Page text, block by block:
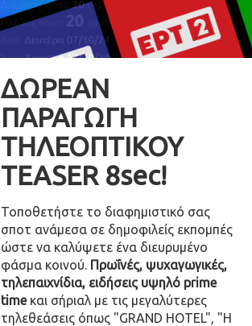
ΔΩΡΕΑΝ
ΠΑΡΑΓΩΓΗ
ΤΗΛΕΟΠΤΙΚΟΥ
TEASER 8sec!
Τοποθετήστε το διαφημιστικό σας
σποτ ανάμεσα σε δημοφιλείς εκπομπές
ώστε να καλύψετε ένα διευρυμένο
φάσμα κοινού. Πρωΐνές, ψυχαγωγικές,
τηλεπαιχνίδια, ειδήσεις υψηλό prime
timeκαι σήριαλ με τις μεγαλύτερες
τηλεθεάσεις όπως "GRAND HOTEL", "Η